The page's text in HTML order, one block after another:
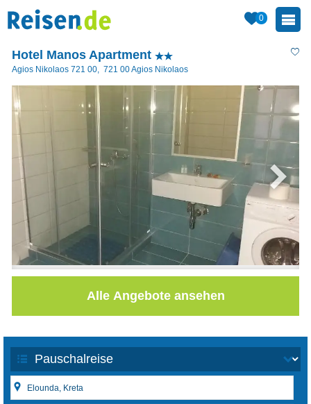
0
Hotel Manos Apartment
Agios Nikolaos 721 00, 721 00Agios Nikolaos
Alle Angebote ansehen